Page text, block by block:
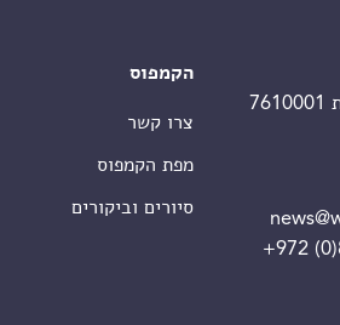
+972
הקמפוס
צרו קשר
מפת הקמפוס
סיורים וביקורים